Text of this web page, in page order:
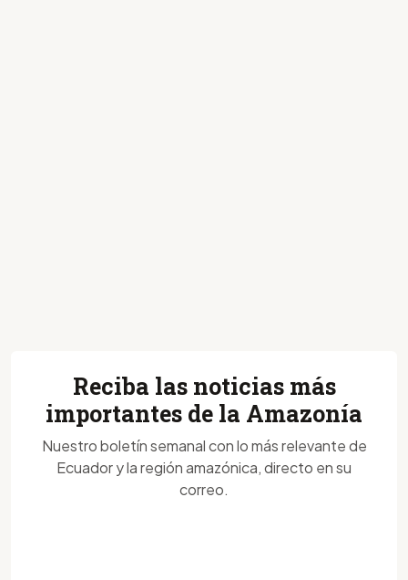
Reciba las noticias más
importantes de la Amazonía
Nuestro boletín semanal con lo más relevante de
Ecuador y la región amazónica, directo en su
correo.